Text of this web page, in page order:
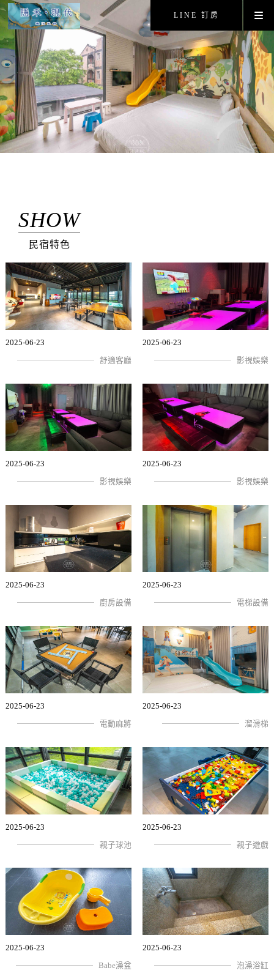
LINE 訂房
SHOW
民宿特色
2025-06-23
舒適客廳
2025-06-23
影視娛樂
2025-06-23
影視娛樂
2025-06-23
影視娛樂
2025-06-23
廚房設備
2025-06-23
電梯設備
2025-06-23
電動麻將
2025-06-23
溜滑梯
2025-06-23
親子球池
2025-06-23
親子遊戲
2025-06-23
Babe澡盆
2025-06-23
泡澡浴缸